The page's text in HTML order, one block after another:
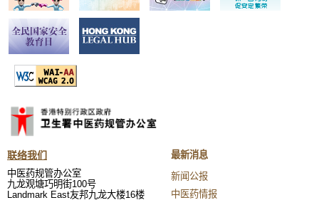
联络我们
中医药规管办公室
九龙观塘巧明街100号
Landmark East友邦九龙大楼16楼
最新消息
新闻公报
中医药情报